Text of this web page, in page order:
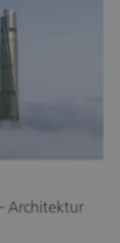
Architektur